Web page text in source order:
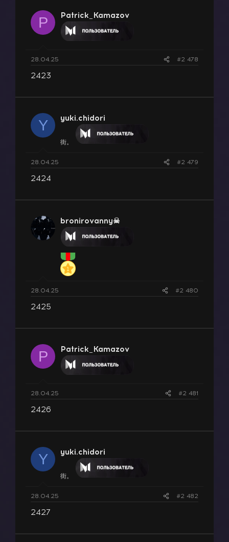
P Patrick_Kamazov
28.04.25 #2 478
2423
Y yuki.chidori
街。
28.04.25 #2 479
2424
bronirovanny☠
28.04.25 #2 480
2425
P Patrick_Kamazov
28.04.25 #2 481
2426
Y yuki.chidori
街。
28.04.25 #2 482
2427